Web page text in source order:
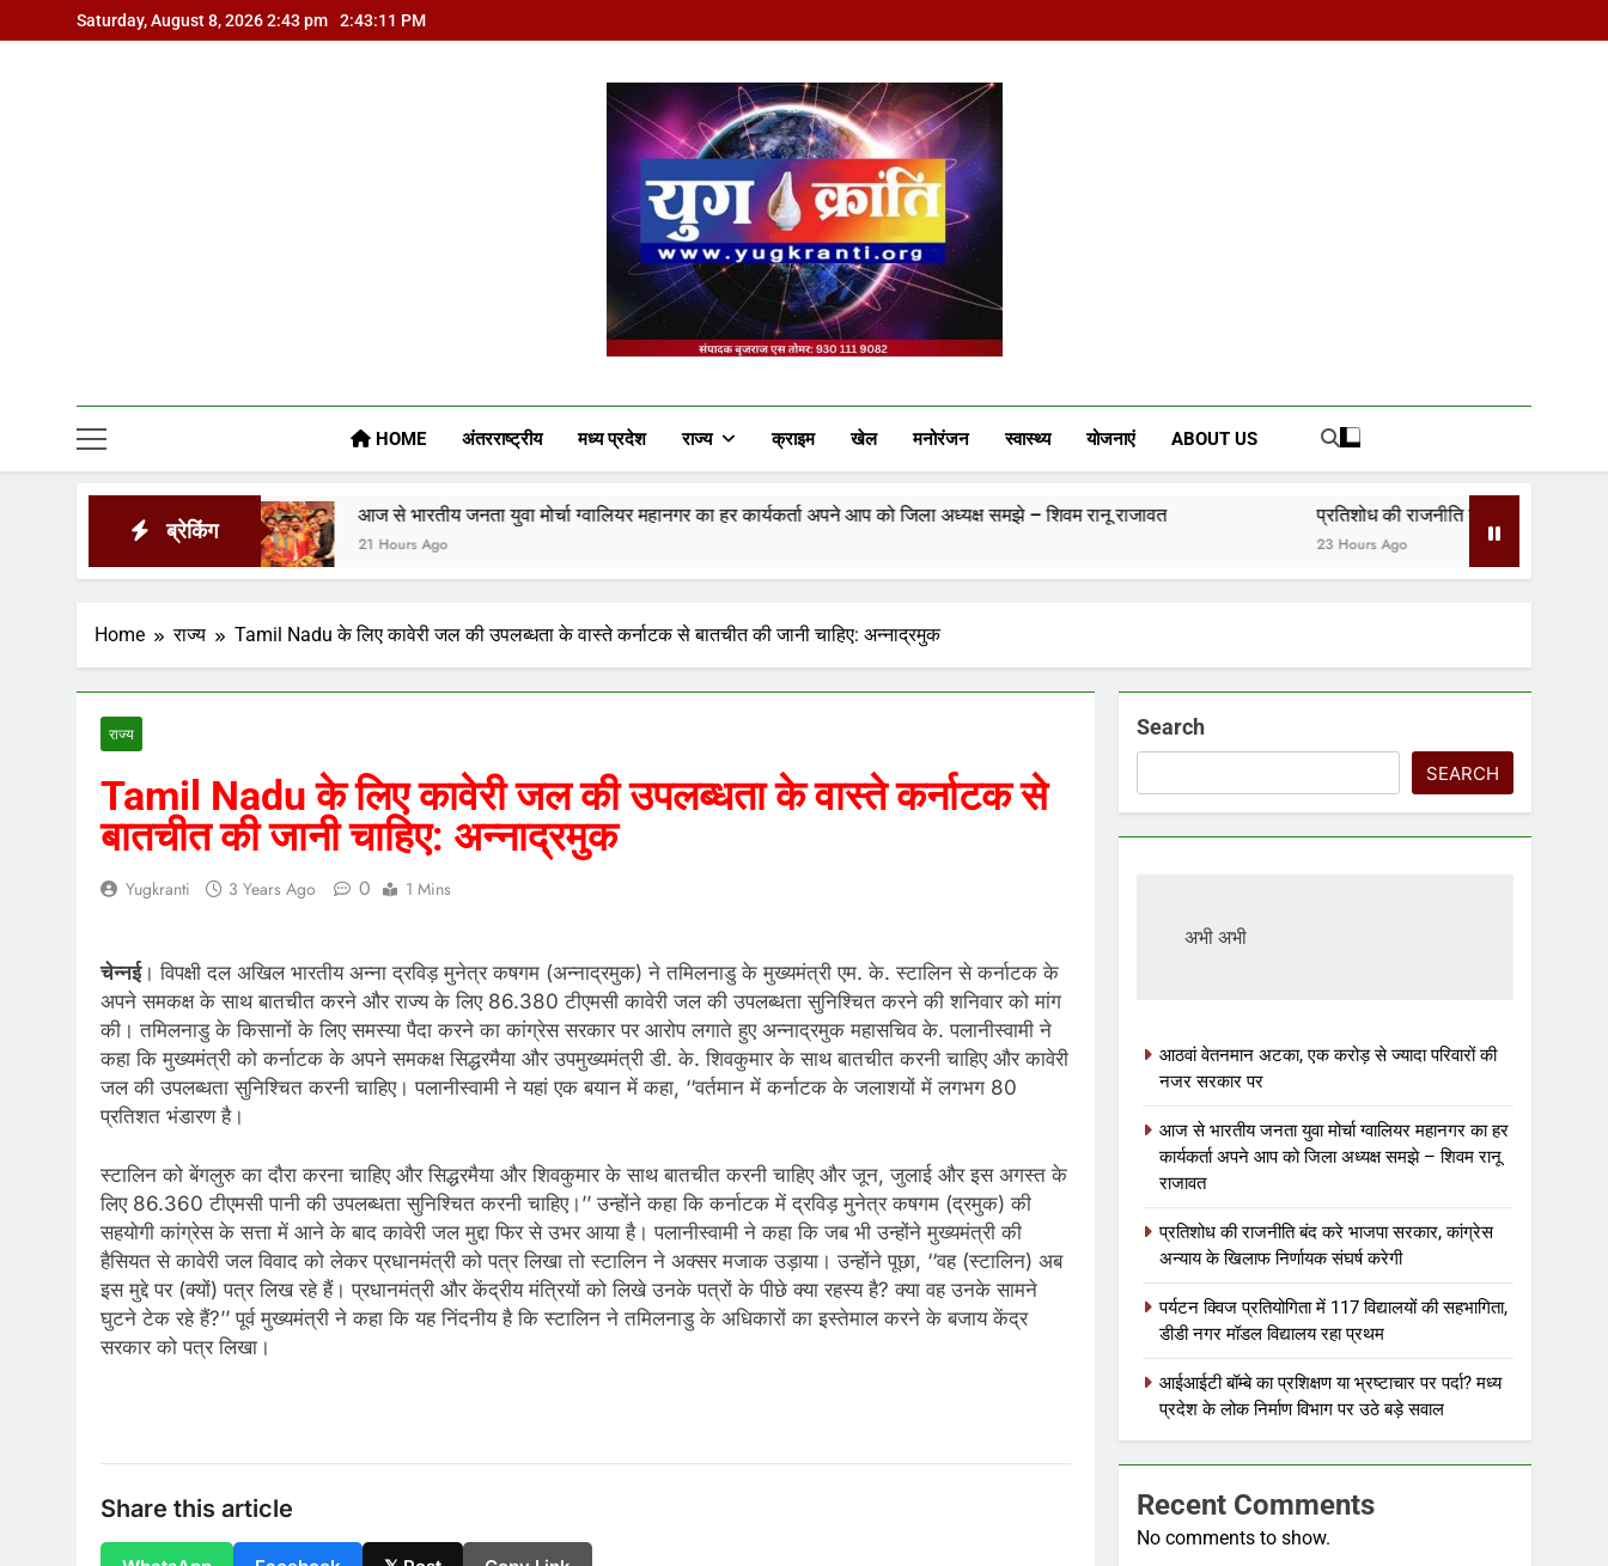
to
Saturday, August 8, 2026 2:43 pm 2:43:12 PM
Yug Kranti | Trusted News Portal
HOME अंतरराष्ट्रीय मध्य प्रदेश राज्य क्राइम खेल मनोरंजन स्वास्थ्य योजनाएं ABOUT US
ब्रेकिंग
आज से भारतीय जनता युवा मोर्चा ग्वालियर महानगर का हर कार्यकर्ता अपने आप को जिला अध्यक्ष समझे – शिवम रानू राजावत
21 Hours Ago
प्रतिशोध की राजनीति बंद करे भाजपा सरकार, कांग्रेस
Home राज्य Tamil Nadu के लिए कावेरी जल की उपलब्धता के वास्ते कर्नाटक से बातचीत की जानी चाहिए: अन्नाद्रमुक
राज्य
Tamil Nadu के लिए कावेरी जल की उपलब्धता के वास्ते कर्नाटक से
बातचीत की जानी चाहिए: अन्नाद्रमुक
Yugkranti 3 Years Ago 0 1 Mins
चेन्नई। विपक्षी दल अखिल भारतीय अन्ना द्रविड़ मुनेत्र कषगम (अन्नाद्रमुक) ने तमिलनाडु के मुख्यमंत्री एम. के. स्टालिन से कर्नाटक के
अपने समकक्ष के साथ बातचीत करने और राज्य के लिए 86.380 टीएमसी कावेरी जल की उपलब्धता सुनिश्चित करने की शनिवार को मांग
की। तमिलनाडु के किसानों के लिए समस्या पैदा करने का कांग्रेस सरकार पर आरोप लगाते हुए अन्नाद्रमुक महासचिव के. पलानीस्वामी ने
कहा कि मुख्यमंत्री को कर्नाटक के अपने समकक्ष सिद्धरमैया और उपमुख्यमंत्री डी. के. शिवकुमार के साथ बातचीत करनी चाहिए और कावेरी
जल की उपलब्धता सुनिश्चित करनी चाहिए। पलानीस्वामी ने यहां एक बयान में कहा, ‘‘वर्तमान में कर्नाटक के जलाशयों में लगभग 80
प्रतिशत भंडारण है।
स्टालिन को बेंगलुरु का दौरा करना चाहिए और सिद्धरमैया और शिवकुमार के साथ बातचीत करनी चाहिए और जून, जुलाई और इस अगस्त के
लिए 86.360 टीएमसी पानी की उपलब्धता सुनिश्चित करनी चाहिए।’’ उन्होंने कहा कि कर्नाटक में द्रविड़ मुनेत्र कषगम (द्रमुक) की
सहयोगी कांग्रेस के सत्ता में आने के बाद कावेरी जल मुद्दा फिर से उभर आया है। पलानीस्वामी ने कहा कि जब भी उन्होंने मुख्यमंत्री की
हैसियत से कावेरी जल विवाद को लेकर प्रधानमंत्री को पत्र लिखा तो स्टालिन ने अक्सर मजाक उड़ाया। उन्होंने पूछा, ‘‘वह (स्टालिन) अब
इस मुद्दे पर (क्यों) पत्र लिख रहे हैं। प्रधानमंत्री और केंद्रीय मंत्रियों को लिखे उनके पत्रों के पीछे क्या रहस्य है? क्या वह उनके सामने
घुटने टेक रहे हैं?’’ पूर्व मुख्यमंत्री ने कहा कि यह निंदनीय है कि स्टालिन ने तमिलनाडु के अधिकारों का इस्तेमाल करने के बजाय केंद्र
सरकार को पत्र लिखा।
Share this article
Search
SEARCH
अभी अभी
आठवां वेतनमान अटका, एक करोड़ से ज्यादा परिवारों की
नजर सरकार पर
आज से भारतीय जनता युवा मोर्चा ग्वालियर महानगर का हर
कार्यकर्ता अपने आप को जिला अध्यक्ष समझे – शिवम रानू
राजावत
प्रतिशोध की राजनीति बंद करे भाजपा सरकार, कांग्रेस
अन्याय के खिलाफ निर्णायक संघर्ष करेगी
पर्यटन क्विज प्रतियोगिता में 117 विद्यालयों की सहभागिता,
डीडी नगर मॉडल विद्यालय रहा प्रथम
आईआईटी बॉम्बे का प्रशिक्षण या भ्रष्टाचार पर पर्दा? मध्य
प्रदेश के लोक निर्माण विभाग पर उठे बड़े सवाल
Recent Comments
No comments to show.